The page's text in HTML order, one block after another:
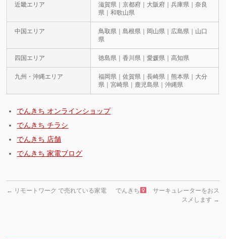
近畿エリア
滋賀県｜京都府｜大阪府｜兵庫県｜奈良
県｜和歌山県
中国エリア
鳥取県｜島根県｜岡山県｜広島県｜山口
県
四国エリア 徳島県｜香川県｜愛媛県｜高知県
九州・沖縄エリア
福岡県｜佐賀県｜長崎県｜熊本県｜大分
県｜宮崎県｜鹿児島県｜沖縄県
でんきち オンラインショップ
でんきち チラシ
でんきち 店舗
でんきち 家電ブログ
← リモートワーク で売れている家電 でんきち
サーキュレーターをおス
スメします →